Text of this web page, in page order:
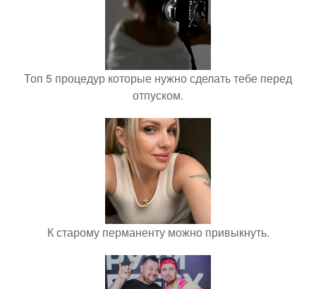
Топ 5 процедур которые нужно сделать тебе перед
отпуском.
К старому перманенту можно привыкнуть.